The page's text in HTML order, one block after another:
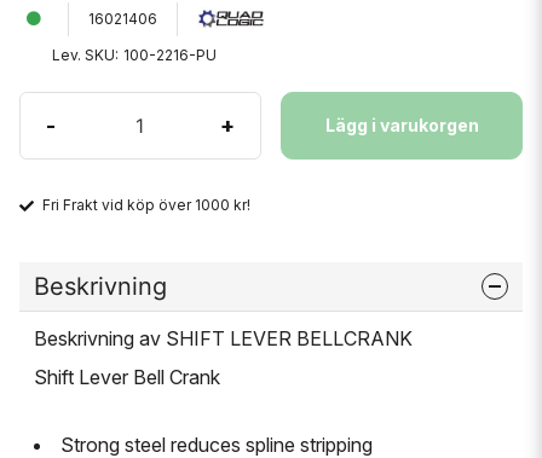
16021406
Lev. SKU: 100-2216-PU
- + Lägg i varukorgen
Fri Frakt vid köp över 1000 kr!
Beskrivning
Beskrivning av SHIFT LEVER BELLCRANK
Shift Lever Bell Crank
Strong steel reduces spline stripping